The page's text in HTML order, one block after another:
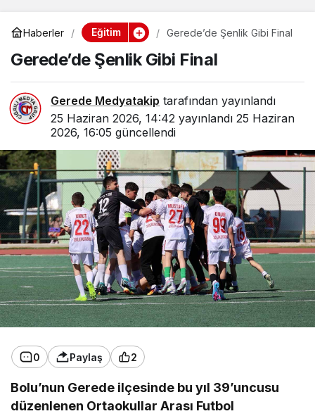
Haberler Eğitim Gerede’de Şenlik Gibi Final
Gerede’de Şenlik Gibi Final
Gerede Medyatakip tarafından yayınlandı
25 Haziran 2026, 14:42 yayınlandı 25 Haziran
2026, 16:05 güncellendi
0 Paylaş 2
Bolu’nun Gerede ilçesinde bu yıl 39’uncusu
düzenlenen Ortaokullar Arası Futbol